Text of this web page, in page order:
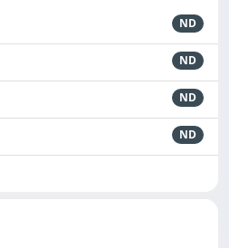
ND
ND
ND
ND